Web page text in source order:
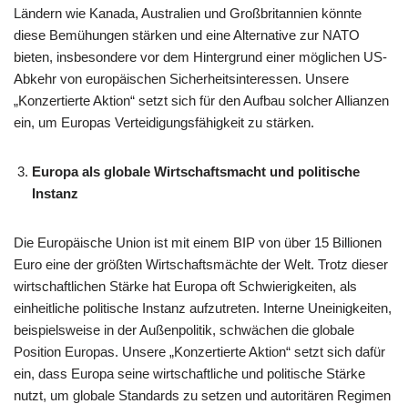
Ländern wie Kanada, Australien und Großbritannien könnte
diese Bemühungen stärken und eine Alternative zur NATO
bieten, insbesondere vor dem Hintergrund einer möglichen US-
Abkehr von europäischen Sicherheitsinteressen. Unsere
„Konzertierte Aktion“ setzt sich für den Aufbau solcher Allianzen
ein, um Europas Verteidigungsfähigkeit zu stärken.
Europa als globale Wirtschaftsmacht und politische
Instanz
Die Europäische Union ist mit einem BIP von über 15 Billionen
Euro eine der größten Wirtschaftsmächte der Welt. Trotz dieser
wirtschaftlichen Stärke hat Europa oft Schwierigkeiten, als
einheitliche politische Instanz aufzutreten. Interne Uneinigkeiten,
beispielsweise in der Außenpolitik, schwächen die globale
Position Europas. Unsere „Konzertierte Aktion“ setzt sich dafür
ein, dass Europa seine wirtschaftliche und politische Stärke
nutzt, um globale Standards zu setzen und autoritären Regimen